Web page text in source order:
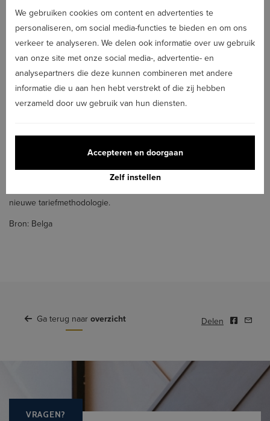
Verhoogde tegemoetkomingen
Om de financiële impact voor die doelgroep te milderen, voorziet
minister Demir verhoogde tegemoetkomingen vanaf 2021. “Voor
woningen en appartementen met uitsluitend nachttarief worden de
premies voor isolatie van daken, vloeren en muren alsook de
premie voor de plaatsing van hoogrendementsglas met 50 procent
verhoogd en de premie voor warmtepompen en
gevraagd om deze gezinnen gericht en actief bijstand te geven
zodat de mogelijke aanpassingen vlot kunnen uitgevoerd worden.”
nieuwe tariefmethodologie.
Bron: Belga
Ga terug naar overzicht Delen
VRAGEN?
We gebruiken cookies om content en advertenties te
personaliseren, om social media-functies te bieden en om ons
verkeer te analyseren. We delen ook informatie over uw gebruik
van onze site met onze social media-, advertentie- en
analysepartners die deze kunnen combineren met andere
informatie die u aan hen hebt verstrekt of die zij hebben
verzameld door uw gebruik van hun diensten.
Zelf instellen
Accepteren en doorgaan